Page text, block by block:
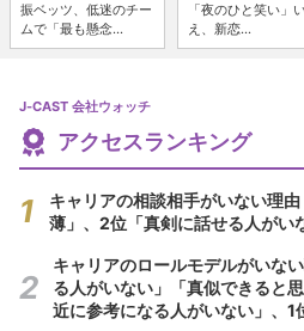
振ベッツ、低迷のチー
ムで「最も懸念...
「夜のひと笑い」
え、新恋...
J-CAST 会社ウォッチ
アクセスランキング
キャリアの相談相手がいない理
薄」、2位「真剣に話せる人がい
キャリアのロールモデルがいな
る人がいない」「真似できると
近に参考になる人がいない」、1